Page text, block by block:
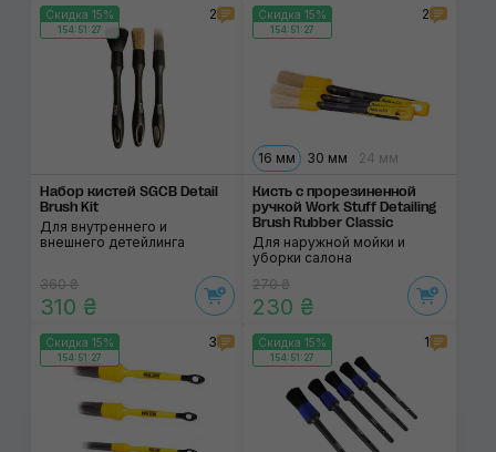
Скидка 15%
154:51:27
2
Набор кистей SGCB Detail
Brush Kit
Для внутреннего и
внешнего детейлинга
360 ₴
310 ₴
Скидка 15%
154:51:27
2
16 мм 30 мм 24 мм
Кисть с прорезинен­ной
ручкой Work Stuff Detailing
Brush Rubber Classic
Для наружной мойки и
уборки салона
270 ₴
230 ₴
Скидка 15%
154:51:27
3 Скидка 15%
154:51:27
1